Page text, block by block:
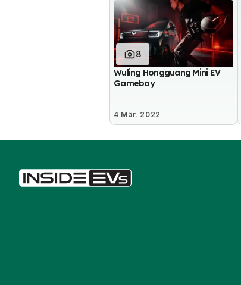
8
Wuling Hongguang Mini EV
Gameboy
4 Mär. 2022